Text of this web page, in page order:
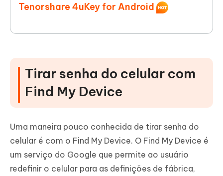
Tenorshare 4uKey for Android
Tirar senha do celular com
Find My Device
Uma maneira pouco conhecida de tirar senha do
celular é com o Find My Device. O Find My Device é
um serviço do Google que permite ao usuário
redefinir o celular para as definições de fábrica,